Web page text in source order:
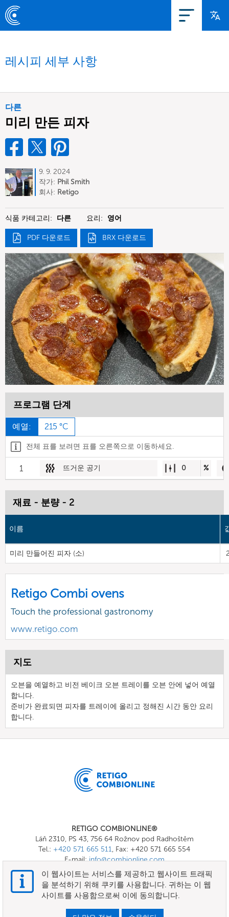
레시피 세부 사항
다른
미리 만든 피자
9. 9. 2024
작가: Phil Smith
회사: Retigo
식품 카테고리: 다른 요리: 영어
PDF 다운로드 BRX 다운로드
프로그램 단계
예열: 215 °C
전체 표를 보려면 표를 오른쪽으로 이동하세요.
1 뜨거운 공기 0 %
재료 - 분량 - 2
이름
미리 만들어진 피자 (소)
Retigo Combi ovens
Touch the professional gastronomy
www.retigo.com
지도
오븐을 예열하고 비전 베이크 오븐 트레이를 오븐 안에 넣어 예열
합니다.
준비가 완료되면 피자를 트레이에 올리고 정해진 시간 동안 요리
합니다.
RETIGO COMBIONLINE®
Láň 2310, PS 43, 756 64 Rožnov pod Radhoštěm
Tel.: +420 571 665 511, Fax: +420 571 665 554
E-mail:info@combionline.com
OnlineMenu
이용약관
이 웹사이트는 서비스를 제공하고 웹사이트 트래픽
을 분석하기 위해 쿠키를 사용합니다. 귀하는 이 웹
사이트를 사용함으로써 이에 동의합니다.